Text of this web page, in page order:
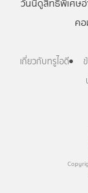
วันนี้ดูสิทธิพิเศษ
ค
เกี่ยวกับทรูไอดี